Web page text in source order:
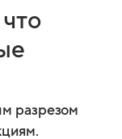
разрезом